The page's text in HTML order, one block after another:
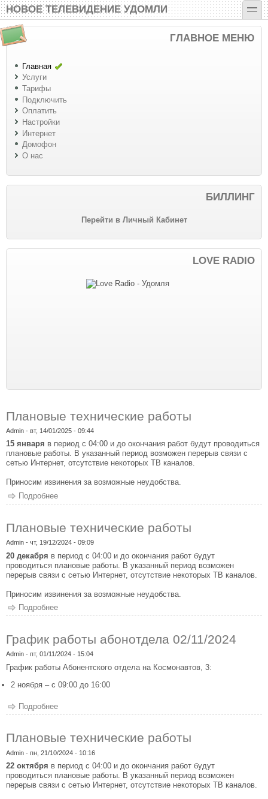
Перейти к основному содержанию
Skip to search
НОВОЕ ТЕЛЕВИДЕНИЕ УДОМЛИ toggle
ГЛАВНОЕ МЕНЮ
Главная
Услуги
Тарифы
Подключить
Оплатить
Настройки
Интернет
Домофон
О нас
БИЛЛИНГ
Перейти в Личный Кабинет
LOVE RADIO
Плановые технические работы
Admin - вт, 14/01/2025 - 09:44
15 января в период с 04:00 и до окончания работ будут проводиться
плановые работы. В указанный период возможен перерыв связи с
сетью Интернет, отсутствие некоторых ТВ каналов.
Приносим извинения за возможные неудобства.
Подробнее
Плановые технические работы
Admin - чт, 19/12/2024 - 09:09
20 декабря в период с 04:00 и до окончания работ будут
проводиться плановые работы. В указанный период возможен
перерыв связи с сетью Интернет, отсутствие некоторых ТВ каналов.
Приносим извинения за возможные неудобства.
Подробнее
График работы абонотдела 02/11/2024
Admin - пт, 01/11/2024 - 15:04
График работы Абонентского отдела на Космонавтов, 3:
2 ноября – с 09:00 до 16:00
Подробнее
Плановые технические работы
Admin - пн, 21/10/2024 - 10:16
22 октября в период с 04:00 и до окончания работ будут
проводиться плановые работы. В указанный период возможен
перерыв связи с сетью Интернет, отсутствие некоторых ТВ каналов.